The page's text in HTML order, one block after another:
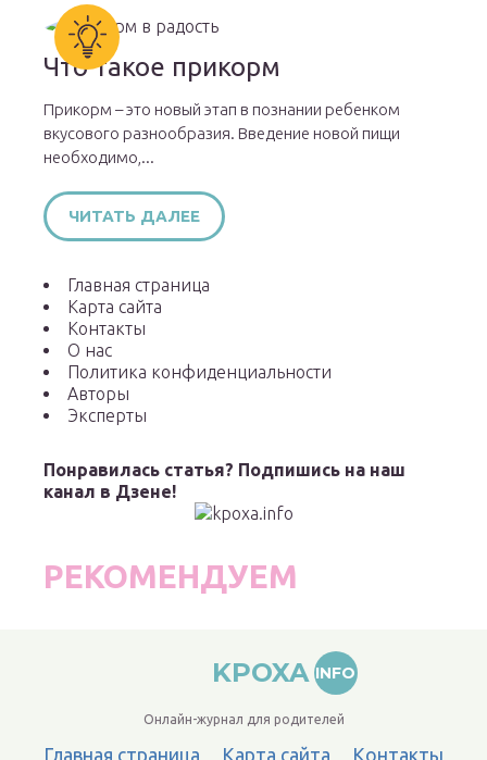
Что такое прикорм
Прикорм – это новый этап в познании ребенком
вкусового разнообразия. Введение новой пищи
необходимо,...
ЧИТАТЬ ДАЛЕЕ
Главная страница
Карта сайта
Контакты
О нас
Политика конфиденциальности
Авторы
Эксперты
Понравилась статья? Подпишись на наш
канал в Дзене!
РЕКОМЕНДУЕМ
KPOXA INFO
Онлайн-журнал для родителей
Главная страница Карта сайта Контакты